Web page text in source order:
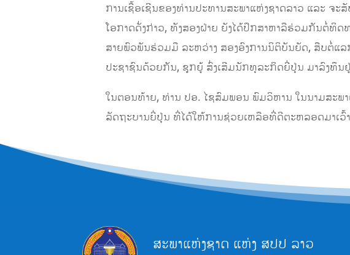
ການເຊື້ອເຊີນຂອງທ່ານປະທານສະພາແຫ່ງຊາດລາວ ແລະ ຈ
ໂອ​ກາດດັ່ງ​ກ່າວ, ທັງ​ສອງ​ຝ່າຍ ​ຍັງ​ໄດ້​ປຶ​ກ​ສາ​ຫາ​ລື​ຮ່ວມ​ກັນ​ຕໍ່​ທິ
ສາ​ຍ​ພົວ​ພັນ​ຮ່ວມ​ມື ​ລະ​ຫວ່າງ ​ສອງ​ອົງ​ການ​ນິ​ຕິບັນ​ຍັດ​, ສືບຕໍ່ແ
ປະຊາຊົນດ້ວຍກັນ, ຊຸກຍູ້ ສົ່ງເສີມນັກທຸລະກິດຍີ່ປຸ່ນ ມາລົງທຶ
ໃນຕອນ​ທ້າຍ, ທ່ານ ປອ. ໄຊ​ສົມ​ພອນ ພົມ​ວິ​ຫານ ໃນນາມສະພ
ລັດ​ຖະ​ບານຍີ່​ປຸ່ນ ທີ່ໄດ້ໃຫ້ການຊ່ວຍເຫ​ລືອທີ່ດີຕະຫ​ລອດມາເວົ້
ສະພາແຫ່ງຊາດ ແຫ່ງ ສປປ ລາວ